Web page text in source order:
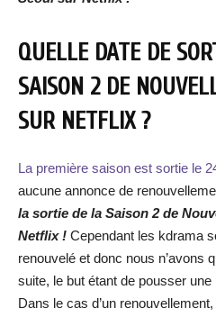
QUELLE DATE DE
SAISON 2 DE
SUR NETFLIX ?
La première saison est sortie le
aucune annonce de
la sortie de la Saison 2 de
Netflix ! Cependant les kdrama
renouvelé et donc nous n’avons
suite, le but étant de pousser
Dans le cas d’un renouvellement,